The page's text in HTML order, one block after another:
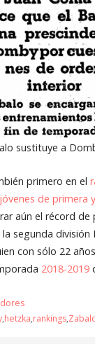
sustituye a
primero en el
de primera
aún el récord de
segunda división
con sólo 22
2018-2019
,hetzka,rankings,